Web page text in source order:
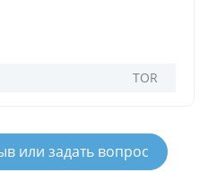
TOR
или задать вопрос